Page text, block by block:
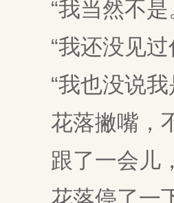
“我当然不是
“我还没见过
“我也没说我
花落撇嘴，不
跟了一会儿，